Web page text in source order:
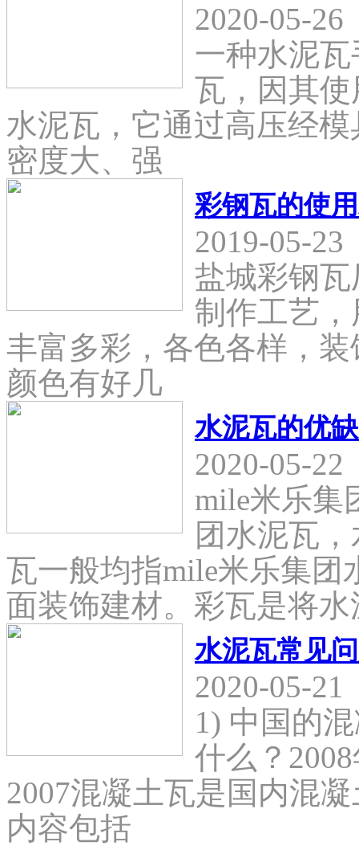
2020-05-26
一种水泥
瓦，因其
水泥瓦，它通过高压经
密度大、强
彩钢瓦的使
2019-05-23
盐城彩钢
制作工艺
丰富多彩，各色各样，
颜色有好几
水泥瓦的优
2020-05-22
mile米乐集
团水泥瓦
瓦一般均指mile米乐集团
面装饰建材。彩瓦是将
水泥瓦常见
2020-05-21
1) 中国的
什么？
2007混凝土瓦是国内混
内容包括